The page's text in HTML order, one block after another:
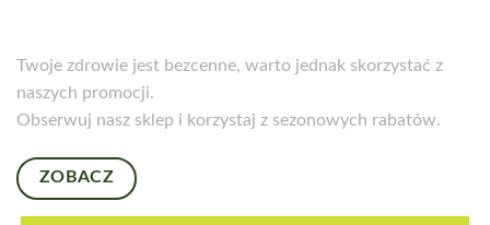
Twoje zdrowie jest bezcenne, warto jednak skorzystać z
naszych promocji.
Obserwuj nasz sklep i korzystaj z sezonowych rabatów.
ZOBACZ